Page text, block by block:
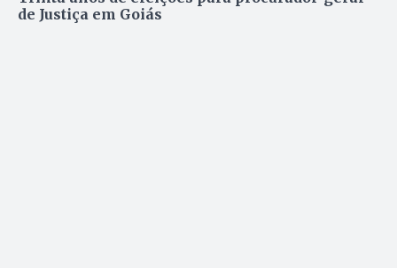
de Justiça em Goiás